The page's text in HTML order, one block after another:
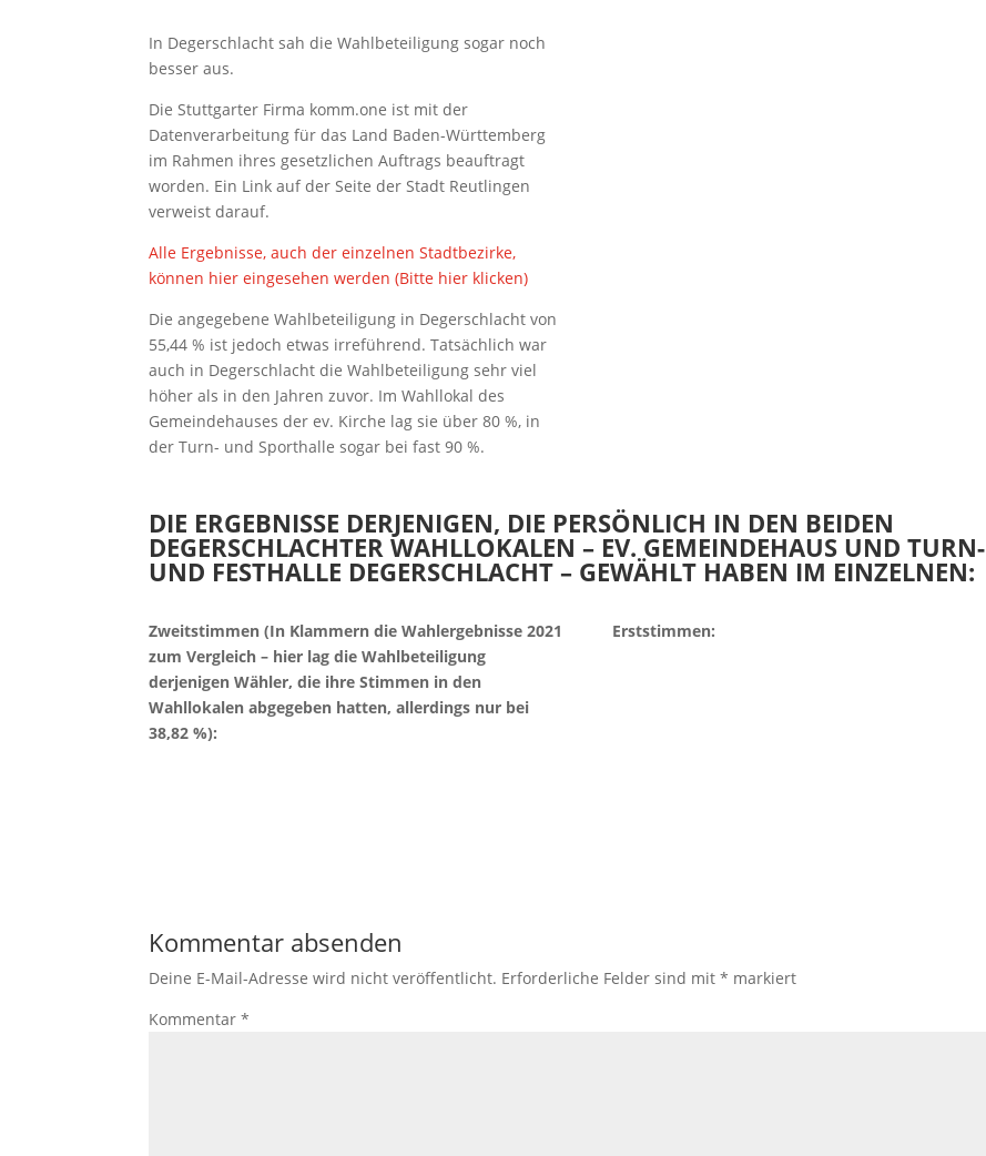
In Degerschlacht sah die Wahlbeteiligung sogar noch
besser aus.
Die Stuttgarter Firma komm.one ist mit der
Datenverarbeitung für das Land Baden-Württemberg
im Rahmen ihres gesetzlichen Auftrags beauftragt
worden. Ein Link auf der Seite der Stadt Reutlingen
verweist darauf.
Alle Ergebnisse, auch der einzelnen Stadtbezirke,
können hier eingesehen werden (Bitte hier klicken)
Die angegebene Wahlbeteiligung in Degerschlacht von
55,44 % ist jedoch etwas irreführend. Tatsächlich war
auch in Degerschlacht die Wahlbeteiligung sehr viel
höher als in den Jahren zuvor. Im Wahllokal des
Gemeindehauses der ev. Kirche lag sie über 80 %, in
der Turn- und Sporthalle sogar bei fast 90 %.
DIE ERGEBNISSE DERJENIGEN, DIE PERSÖNLICH IN DEN BEIDEN
DEGERSCHLACHTER WAHLLOKALEN – EV. GEMEINDEHAUS UND TURN-
UND FESTHALLE DEGERSCHLACHT – GEWÄHLT HABEN IM EINZELNEN:
Zweitstimmen (In Klammern die Wahlergebnisse 2021
zum Vergleich – hier lag die Wahlbeteiligung
derjenigen Wähler, die ihre Stimmen in den
Wahllokalen abgegeben hatten, allerdings nur bei
38,82 %):
Erststimmen:
Kommentar absenden
Deine E-Mail-Adresse wird nicht veröffentlicht. Erforderliche Felder sind mit* markiert
Kommentar*